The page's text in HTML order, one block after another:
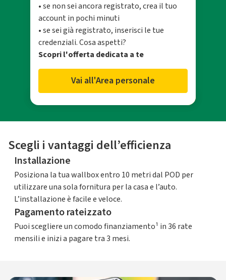
• se non sei ancora registrato, crea il tuo
account in pochi minuti
• se sei già registrato, inserisci le tue
credenziali. Cosa aspetti?
Scopri l'offerta dedicata a te
Vai all'Area personale
Scegli i vantaggi dell’efficienza
Installazione
Posiziona la tua wallbox entro 10 metri dal POD per
utilizzare una sola fornitura per la casa e l’auto.
L’installazione è facile e veloce.
Pagamento rateizzato
Puoi scegliere un comodo finanziamento¹ in 36 rate
mensili e inizi a pagare tra 3 mesi.